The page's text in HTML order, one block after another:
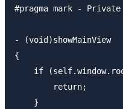
#pragma mark - Private
- (void)showMainView
{
if
        return;
    }